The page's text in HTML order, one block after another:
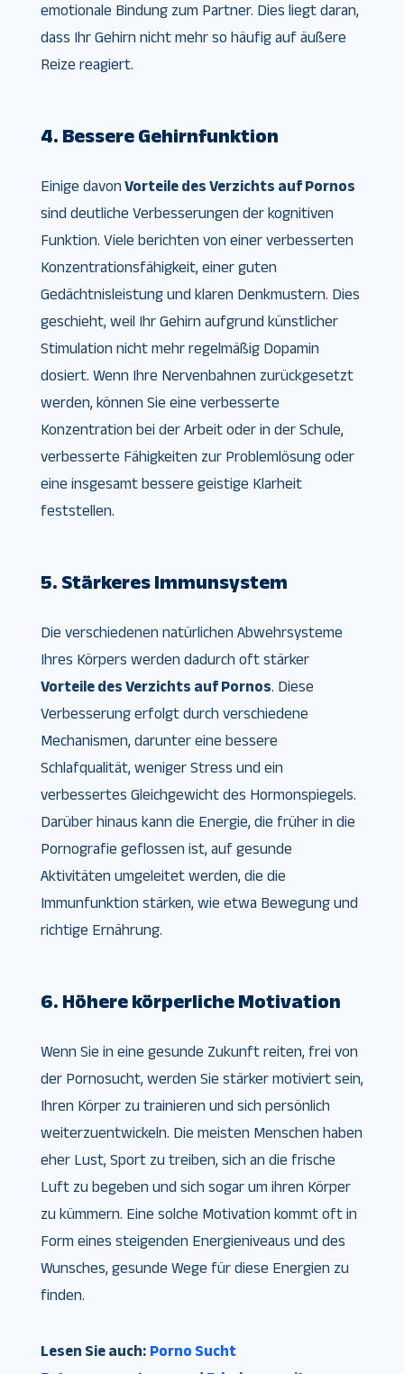
emotionale Bindung zum Partner. Dies liegt daran,
dass Ihr Gehirn nicht mehr so ​​häufig auf äußere
Reize reagiert.
4. Bessere Gehirnfunktion
Einige davon Vorteile des Verzichts auf Pornos
sind deutliche Verbesserungen der kognitiven
Funktion. Viele berichten von einer verbesserten
Konzentrationsfähigkeit, einer guten
Gedächtnisleistung und klaren Denkmustern. Dies
geschieht, weil Ihr Gehirn aufgrund künstlicher
Stimulation nicht mehr regelmäßig Dopamin
dosiert. Wenn Ihre Nervenbahnen zurückgesetzt
werden, können Sie eine verbesserte
Konzentration bei der Arbeit oder in der Schule,
verbesserte Fähigkeiten zur Problemlösung oder
eine insgesamt bessere geistige Klarheit
feststellen.
5. Stärkeres Immunsystem
Die verschiedenen natürlichen Abwehrsysteme
Ihres Körpers werden dadurch oft stärker
Vorteile des Verzichts auf Pornos. Diese
Verbesserung erfolgt durch verschiedene
Mechanismen, darunter eine bessere
Schlafqualität, weniger Stress und ein
verbessertes Gleichgewicht des Hormonspiegels.
Darüber hinaus kann die Energie, die früher in die
Pornografie geflossen ist, auf gesunde
Aktivitäten umgeleitet werden, die die
Immunfunktion stärken, wie etwa Bewegung und
richtige Ernährung.
6. Höhere körperliche Motivation
Wenn Sie in eine gesunde Zukunft reiten, frei von
der Pornosucht, werden Sie stärker motiviert sein,
Ihren Körper zu trainieren und sich persönlich
weiterzuentwickeln. Die meisten Menschen haben
eher Lust, Sport zu treiben, sich an die frische
Luft zu begeben und sich sogar um ihren Körper
zu kümmern. Eine solche Motivation kommt oft in
Form eines steigenden Energieniveaus und des
Wunsches, gesunde Wege für diese Energien zu
finden.
Lesen Sie auch: Porno Sucht